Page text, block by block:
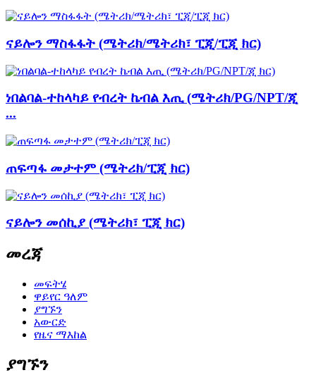
ናይሎን ማስፋፋት (ሜትሪክ/ሜትሪክ፣ ፒጂ/ፒጂ ክር)
ነበልባል-ተከላካይ የብረት ኬብል እጢ (ሜትሪክ/PG/NPT/ጂ
...
ጠፍጣፋ መታተም (ሜትሪክ/ፒጂ ክር)
ናይሎን መሰኪያ (ሜትሪክ፣ ፒጂ ክር)
መረጃ
መፍትሄ
ዋይየር ዓለም
ያግኙን
አውርድ
የዜና ማእከል
ያግኙን